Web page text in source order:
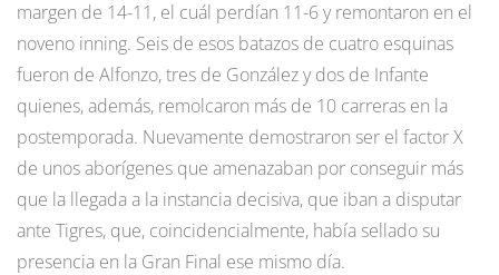
margen de 14-11, el cuál perdían 11-6 y remontaron en el
noveno inning. Seis de esos batazos de cuatro esquinas
fueron de Alfonzo, tres de González y dos de Infante
quienes, además, remolcaron más de 10 carreras en la
postemporada. Nuevamente demostraron ser el factor X
de unos aborígenes que amenazaban por conseguir más
que la llegada a la instancia decisiva, que iban a disputar
ante Tigres, que, coincidencialmente, había sellado su
presencia en la Gran Final ese mismo día.